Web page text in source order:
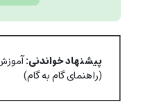
پیشنهاد خواندنی:
(راهنمای گام به گام)